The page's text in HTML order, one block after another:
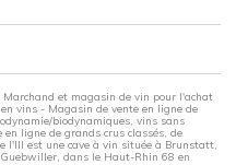
et magasin de vin pour l'achat
vins - Magasin de vente en ligne de
biodynamiques, vins sans
ligne de grands crus classés, de
l'Ill est une cave à vin située à Brunstatt,
Guebwiller, dans le Haut-Rhin 68 en